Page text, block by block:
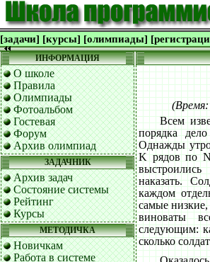
[задачи] [курсы] [олимпиады]
ИНФОРМАЦИЯ
О школе
Правила
Олимпиады
Фотоальбом
Гостевая
Форум
Архив олимпиад
ЗАДАЧНИК
Архив задач
Состояние системы
Рейтинг
Курсы
МЕТОДИЧКА
Новичкам
Работа в системе
Всем
порядка
Однажды
K рядов по N
наказать.
каждом
самые
виноваты
следующим:
сколько